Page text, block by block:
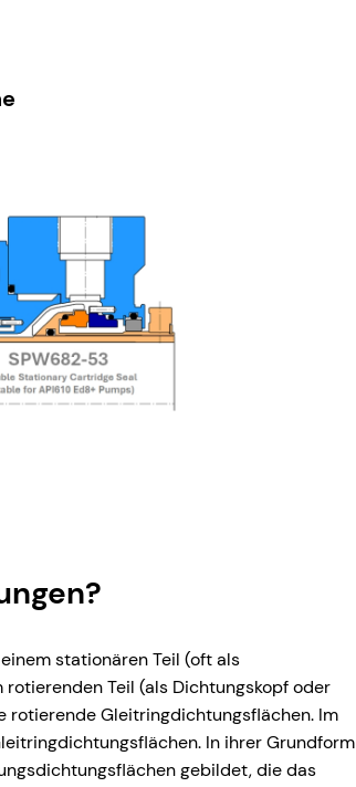
stationären Teil (oft als
Teil (als Dichtungskopf oder
rotierende Gleitringdichtungsflächen. Im
In ihrer Grundform
gebildet, die das